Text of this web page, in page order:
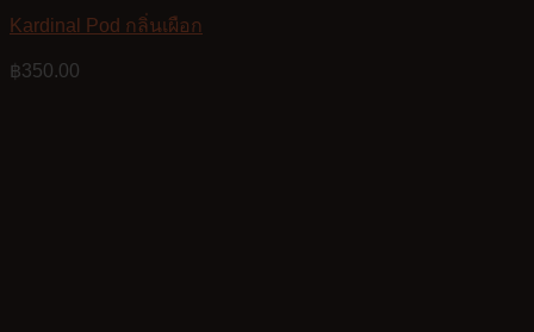
Kardinal Pod กลิ่นเผือก
฿350.00